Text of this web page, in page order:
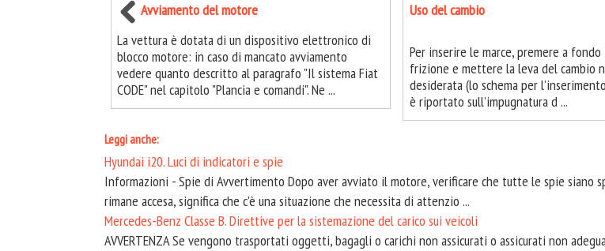
Avviamento del motore
La vettura è dotata di un dispositivo elettronico di
blocco motore: in caso di mancato avviamento
vedere quanto descritto al paragrafo "Il sistema Fiat
CODE" nel capitolo "Plancia e comandi". Ne ...
Uso del cambio
Per inserire le marce, premere a
frizione e mettere la leva del cambio
desiderata (lo schema per
è riportato sull’impugnatura d ...
Leggi anche:
Hyundai i20. Luci di indicatori e spie
Informazioni - Spie di Avvertimento Dopo aver avviato il motore, verificare che tutte le spie siano
rimane accesa, significa che c'è una situazione che necessita di attenzio ...
Mercedes-Benz Classe B. Direttive per la sistemazione del carico sui veicoli
AVVERTENZA Se vengono trasportati oggetti, bagagli o carichi non assicurati o assicurati non